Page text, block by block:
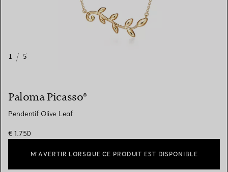
1 / 5
Paloma Picasso®
Pendentif Olive Leaf
€ 1.750
M’AVERTIR LORSQUE CE PRODUIT EST DISPONIBLE